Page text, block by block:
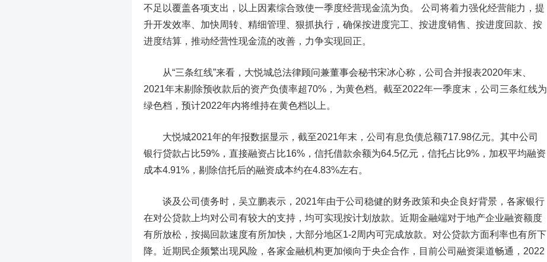
不足以覆盖各项支出，以上因素综合致使一季度经营现金流为负。 公司将着力强化经营能力，提
升开发效率、加快周转、精细管理、狠抓执行，确保按进度完工、按进度销售、按进度回款、按
进度结算，推动经营性现金流的改善，力争实现回正。
从“三条红线”来看，大悦城总法律顾问兼董事会秘书宋冰心称，公司合并报表2020年末、
2021年末剔除预收款后的资产负债率超70%，为黄色档。截至2022年一季度末，公司三条红线为
绿色档，预计2022年内将维持在黄色档以上。
大悦城2021年的年报数据显示，截至2021年末，公司有息负债总额717.98亿元。其中公司
银行贷款占比59%，直接融资占比16%，信托借款余额为64.5亿元，信托占比9%，加权平均融资
成本4.91%，剔除信托后的融资成本约在4.83%左右。
谈及公司债务时，吴立鹏表示，2021年由于公司稳健的财务政策和央企良好背景，各家银行
在对公贷款上均对公司有较大的支持，均可实现按计划放款。近期金融端对于地产企业融资额度
有所放松，按揭回款速度有所加快，大部分地区1-2周内可完成放款。对公贷款方面利率也有所下
降。近期民企频繁出现风险，各家金融机构更加倾向于央企合作，目前公司融资渠道畅通，2022